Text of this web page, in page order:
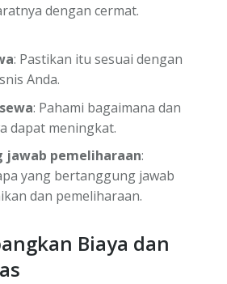
dengan cermat.
: Pastikan itu sesuai dengan
Anda.
: Pahami bagaimana dan
dapat meningkat.
jawab pemeliharaan:
yang bertanggung jawab
dan pemeliharaan.
Biaya dan